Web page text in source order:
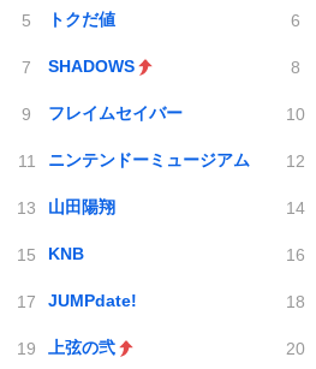
トクだ値
SHADOWS
フレイムセイバー
ニンテンドーミュージアム
山田陽翔
KNB
JUMPdate!
上弦の弐